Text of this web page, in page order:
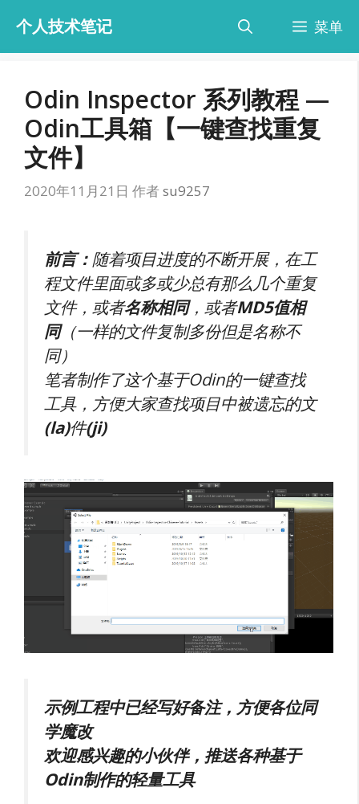
内
个人技术笔记 菜单
Odin Inspector 系列教程 —
Odin工具箱【一键查找重复
文件】
2020年11月21日 作者su9257
前言： 随着项目进度的不断开展，在工
程文件里面或多或少总有那么几个重复
文件，或者名称相同，或者MD5值相
同（一样的文件复制多份但是名称不
同）
笔者制作了这个基于Odin的一键查找
工具，方便大家查找项目中被遗忘的文
(la)件(ji)
示例工程中已经写好备注，方便各位同
学魔改
欢迎感兴趣的小伙伴，推送各种基于
Odin制作的轻量工具